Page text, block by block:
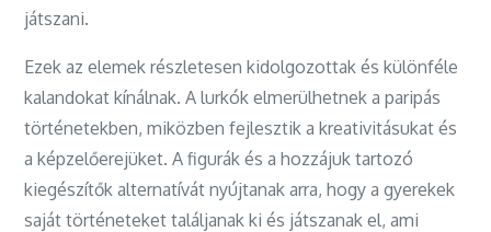
játszani.
Ezek az elemek részletesen kidolgozottak és különféle
kalandokat kínálnak. A lurkók elmerülhetnek a paripás
történetekben, miközben fejlesztik a kreativitásukat és
a képzelőerejüket. A figurák és a hozzájuk tartozó
kiegészítők alternatívát nyújtanak arra, hogy a gyerekek
saját történeteket találjanak ki és játszanak el, ami